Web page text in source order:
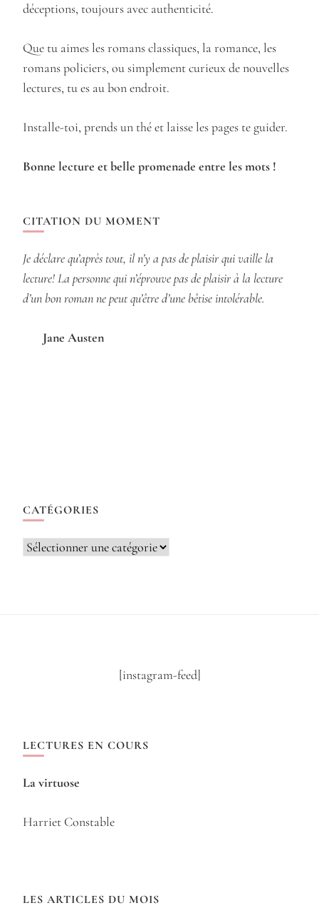
déceptions, toujours avec authenticité.
Que tu aimes les romans classiques, la romance, les
romans policiers, ou simplement curieux de nouvelles
lectures, tu es au bon endroit.
Installe-toi, prends un thé et laisse les pages te guider.
Bonne lecture et belle promenade entre les mots !
CITATION DU MOMENT
Je déclare qu’après tout, il n’y a pas de plaisir qui vaille la
lecture! La personne qui n’éprouve pas de plaisir à la lecture
d’un bon roman ne peut qu’être d’une bêtise intolérable.
Jane Austen
CATÉGORIES
Catégories
[instagram-feed]
LECTURES EN COURS
La virtuose
Harriet Constable
LES ARTICLES DU MOIS